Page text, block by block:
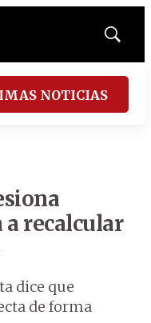
Mostrar
NOTICIAS
recalcular
dice que
de forma